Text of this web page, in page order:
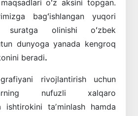
oʻz aksini topgan.
bagʻishlangan yuqori
olinishi oʻzbek
dunyoga yanada kengroq
beradi.
rivojlantirish uchun
nufuzli xalqaro
ishtirokini taʼminlash hamda